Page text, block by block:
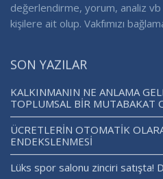
değerlendirme, yorum, analiz vb
kişilere ait olup. Vakfımızı
SON YAZILAR
KALKINMANIN NE ANLAMA
TOPLUMSAL BİR MUTABAKAT
ÜCRETLERİN OTOMATİK
ENDEKSLENMESİ
Lüks spor salonu zinciri satışta!